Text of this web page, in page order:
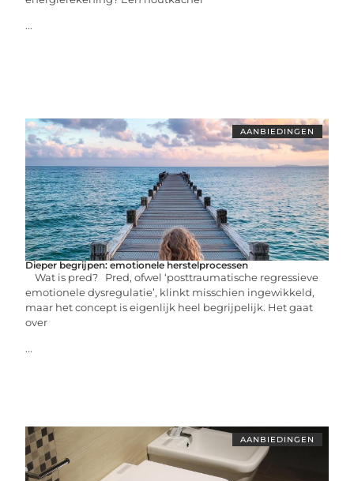
...
AANBIEDINGEN
Dieper begrijpen: emotionele herstelprocessen
Wat is pred? Pred, ofwel ‘posttraumatische regressieve
emotionele dysregulatie’, klinkt misschien ingewikkeld,
maar het concept is eigenlijk heel begrijpelijk. Het gaat
over
...
AANBIEDINGEN